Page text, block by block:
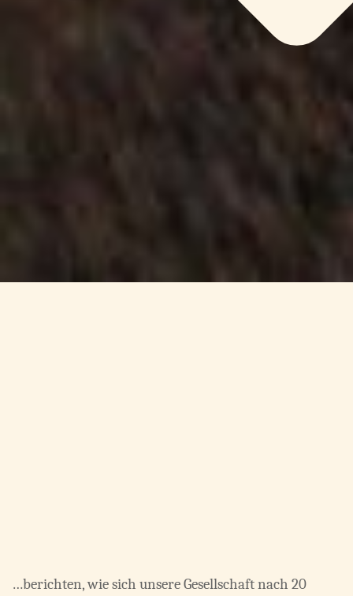
…berichten, wie sich unsere Gesellschaft nach 20